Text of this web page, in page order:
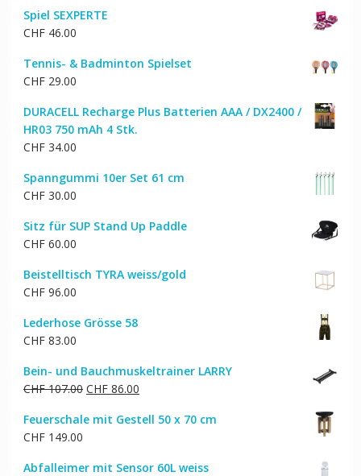
Spiel SEXPERTE
CHF46.00
Tennis- & Badminton Spielset
CHF29.00
DURACELL Recharge Plus Batterien AAA / DX2400 /
HR03 750 mAh 4 Stk.
CHF34.00
Spanngummi 10er Set 61 cm
CHF30.00
Sitz für SUP Stand Up Paddle
CHF60.00
Beistelltisch TYRA weiss/gold
CHF96.00
Lederhose Grösse 58
CHF83.00
Bein- und Bauchmuskeltrainer LARRY
CHF107.00 Ursprünglicher
war:
CHF86.00Aktueller
ist:
Feuerschale mit Gestell 50 x 70 cm
CHF149.00
Abfalleimer mit Sensor 60L weiss